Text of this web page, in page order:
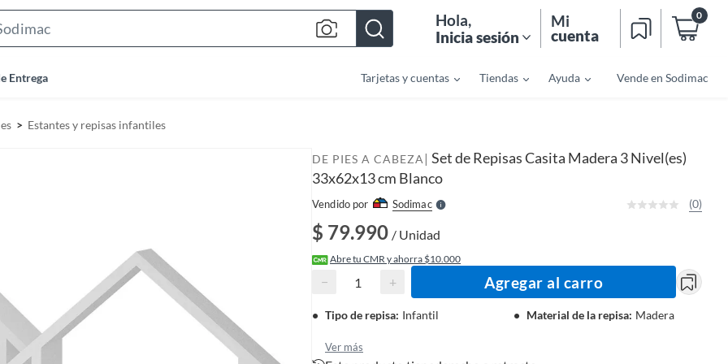
h
Hola,
Inicia sesión
Mi
cuenta
0
Entrega Tarjetas y cuentas Tiendas Ayuda Vende en Sodimac
Estantes y repisas infantiles
DE PIES A CABEZA | Set de Repisas Casita Madera 3 Nivel(es)
33x62x13 cm Blanco
Vendido por SodimacS
l
l
e
r
(0)
$ 79.990 / Unidad
Abre tu CMR y ahorra $10.000
− + Agregar al carro
Tipo de repisa: Infantil Material de la repisa: Madera
Ver más